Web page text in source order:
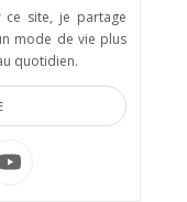
ce site, je partage
mode de vie plus
quotidien.